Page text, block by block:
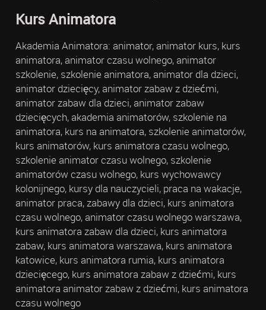
Kurs Animatora
Akademia Animatora: animator, animator kurs, kurs
animatora, animator czasu wolnego, animator
szkolenie, szkolenie animatora, animator dla dzieci,
animator dziecięcy, animator zabaw z dziećmi,
animator zabaw dla dzieci, animator zabaw
dziecięcych, akademia animatorów, szkolenie na
animatora, kurs na animatora, szkolenie animatorów,
kurs animatorów, kurs animatora czasu wolnego,
szkolenie animator czasu wolnego, szkolenie
animatorów czasu wolnego, kurs wychowawcy
kolonijnego, kursy dla nauczycieli, praca na wakacje,
animator praca, zabawy dla dzieci, kurs animatora
czasu wolnego, animator czasu wolnego warszawa,
kurs animatora zabaw dla dzieci, kurs animatora
zabaw, kurs animatora warszawa, kurs animatora
katowice, kurs animatora rumia, kurs animatora
dziecięcego, kurs animatora zabaw z dziećmi, kurs
animatora animator zabaw z dziećmi, kurs animatora
czasu wolnego